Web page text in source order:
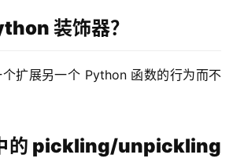
装饰器？
扩展另一个 Python 函数的行为而不
的 pickling/unpickling